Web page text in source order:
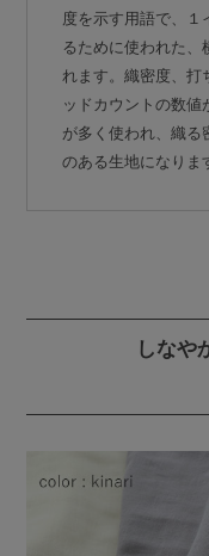
度を示す用語で、
るために使われた、
れます。織密度、打
ッドカウントの数値
が多く使われ、織る
のある生地になりま
しなや